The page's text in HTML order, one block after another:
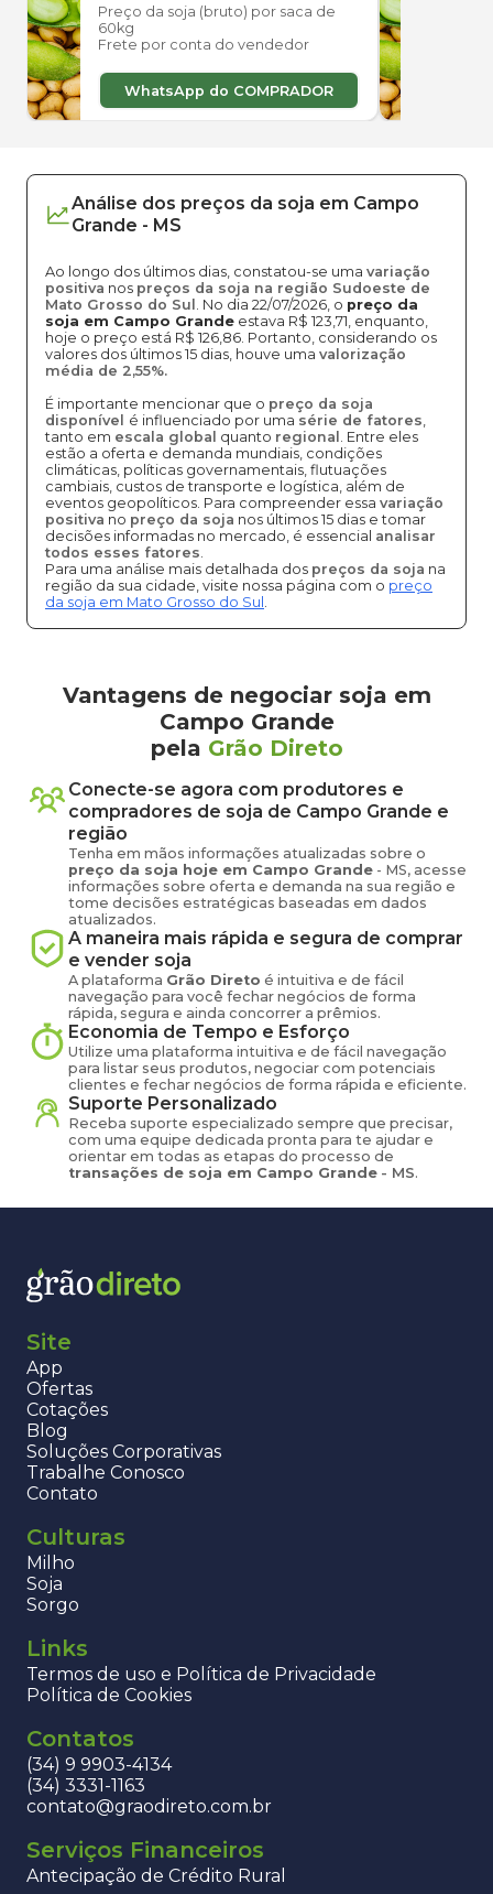
Preço da soja (bruto) por saca de
60kg
Frete por conta do vendedor
WhatsApp do COMPRADOR
Análise dos preços da soja em Campo
Grande - MS
Ao longo dos últimos dias, constatou-se uma variação
positiva nos preços da soja na região Sudoeste de
Mato Grosso do Sul . No dia 22/07/2026, o preço da
soja em Campo Grande estava R$ 123,71, enquanto,
hoje o preço está R$ 126,86. Portanto, considerando os
valores dos últimos 15 dias, houve uma valorização
média de 2,55%.
É importante mencionar que o preço da soja
disponível é influenciado por uma série de fatores,
tanto em escala global quanto regional . Entre eles
estão a oferta e demanda mundiais, condições
climáticas, políticas governamentais, flutuações
cambiais, custos de transporte e logística, além de
eventos geopolíticos. Para compreender essa variação
positiva no preço da soja nos últimos 15 dias e tomar
decisões informadas no mercado, é essencial analisar
todos esses fatores.
Para uma análise mais detalhada dos preços da soja na
região da sua cidade, visite nossa página com o preço
da soja em Mato Grosso do Sul .
Vantagens de negociar soja em
Campo Grande
pela Grão Direto
Conecte-se agora com produtores e
compradores de soja de Campo Grande e
região
Tenha em mãos informações atualizadas sobre o
preço da soja hoje em Campo Grande - MS, acesse
informações sobre oferta e demanda na sua região e
tome decisões estratégicas baseadas em dados
atualizados.
A maneira mais rápida e segura de comprar
e vender soja
A plataforma Grão Direto é intuitiva e de fácil
navegação para você fechar negócios de forma
rápida, segura e ainda concorrer a prêmios.
Economia de Tempo e Esforço
Utilize uma plataforma intuitiva e de fácil navegação
para listar seus produtos, negociar com potenciais
clientes e fechar negócios de forma rápida e eficiente.
Suporte Personalizado
Receba suporte especializado sempre que precisar,
com uma equipe dedicada pronta para te ajudar e
orientar em todas as etapas do processo de
transações de soja em Campo Grande - MS.
Site
App
Ofertas
Cotações
Blog
Soluções Corporativas
Trabalhe Conosco
Contato
Culturas
Milho
Soja
Sorgo
Links
Termos de uso e Política de Privacidade
Política de Cookies
Contatos
(34) 9 9903-4134
(34) 3331-1163
contato@graodireto.com.br
Serviços Financeiros
Antecipação de Crédito Rural